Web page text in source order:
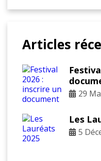
Articles
29
Les
5